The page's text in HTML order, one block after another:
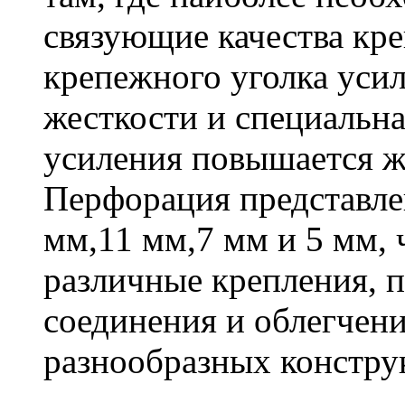
связующие качества
крепежного уголка
жесткости и
усиления повышается
Перфорация
мм,11 мм,7 мм и 5 мм,
различные
соединения и
разнообразных